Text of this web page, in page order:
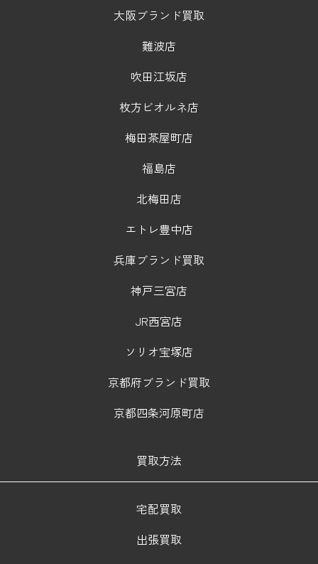
大阪ブランド買取
難波店
吹田江坂店
枚方ビオルネ店
梅田茶屋町店
福島店
北梅田店
エトレ豊中店
兵庫ブランド買取
神戸三宮店
JR西宮店
ソリオ宝塚店
京都府ブランド買取
京都四条河原町店
買取方法
宅配買取
出張買取